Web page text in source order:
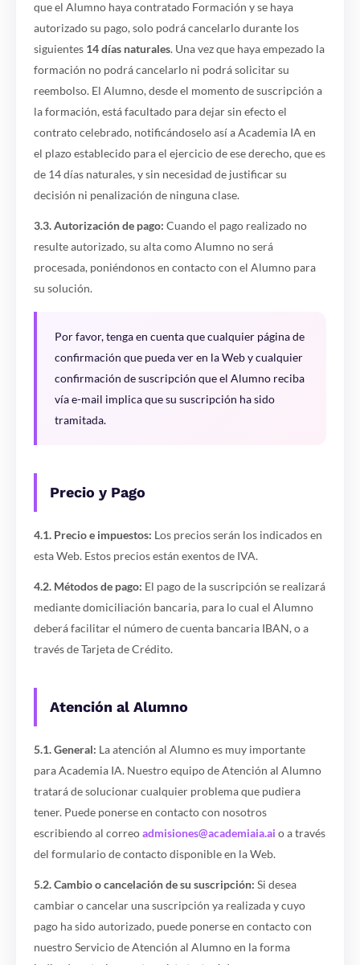
que el Alumno haya contratado Formación y se haya
autorizado su pago, solo podrá cancelarlo durante los
siguientes 14 días naturales. Una vez que haya empezado la
formación no podrá cancelarlo ni podrá solicitar su
reembolso. El Alumno, desde el momento de suscripción a
la formación, está facultado para dejar sin efecto el
contrato celebrado, notificándoselo así a Academia IA en
el plazo establecido para el ejercicio de ese derecho, que es
de 14 días naturales, y sin necesidad de justificar su
decisión ni penalización de ninguna clase.
3.3. Autorización de pago: Cuando el pago realizado no
resulte autorizado, su alta como Alumno no será
procesada, poniéndonos en contacto con el Alumno para
su solución.
Por favor, tenga en cuenta que cualquier página de
confirmación que pueda ver en la Web y cualquier
confirmación de suscripción que el Alumno reciba
vía e-mail implica que su suscripción ha sido
tramitada.
Precio y Pago
4.1. Precio e impuestos: Los precios serán los indicados en
esta Web. Estos precios están exentos de IVA.
4.2. Métodos de pago: El pago de la suscripción se realizará
mediante domiciliación bancaria, para lo cual el Alumno
deberá facilitar el número de cuenta bancaria IBAN, o a
través de Tarjeta de Crédito.
Atención al Alumno
5.1. General: La atención al Alumno es muy importante
para Academia IA. Nuestro equipo de Atención al Alumno
tratará de solucionar cualquier problema que pudiera
tener. Puede ponerse en contacto con nosotros
escribiendo al correoadmisiones@academiaia.ai o a través
del formulario de contacto disponible en la Web.
5.2. Cambio o cancelación de su suscripción: Si desea
cambiar o cancelar una suscripción ya realizada y cuyo
pago ha sido autorizado, puede ponerse en contacto con
nuestro Servicio de Atención al Alumno en la forma